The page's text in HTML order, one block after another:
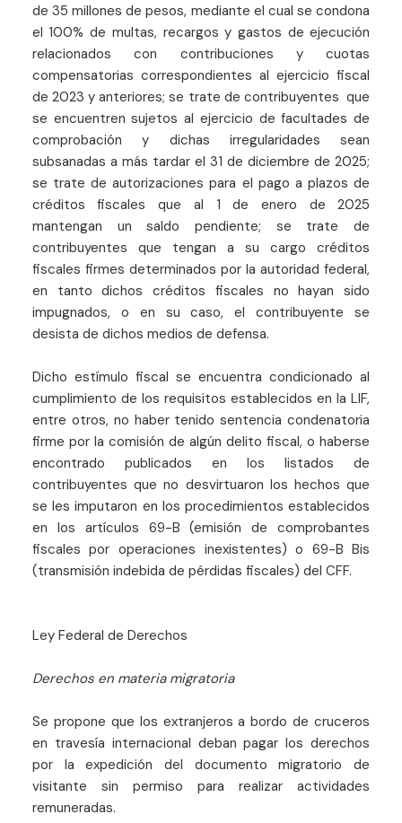
de 35 millones de pesos, mediante el cual se condona
el 100% de multas, recargos y gastos de ejecución
relacionados con contribuciones y cuotas
compensatorias correspondientes al ejercicio fiscal
de 2023 y anteriores; se trate de contribuyentes que
se encuentren sujetos al ejercicio de facultades de
comprobación y dichas irregularidades sean
subsanadas a más tardar el 31 de diciembre de 2025;
se trate de autorizaciones para el pago a plazos de
créditos fiscales que al 1 de enero de 2025
mantengan un saldo pendiente; se trate de
contribuyentes que tengan a su cargo créditos
fiscales firmes determinados por la autoridad federal,
en tanto dichos créditos fiscales no hayan sido
impugnados, o en su caso, el contribuyente se
desista de dichos medios de defensa.
Dicho estímulo fiscal se encuentra condicionado al
cumplimiento de los requisitos establecidos en la LIF,
entre otros, no haber tenido sentencia condenatoria
firme por la comisión de algún delito fiscal, o haberse
encontrado publicados en los listados de
contribuyentes que no desvirtuaron los hechos que
se les imputaron en los procedimientos establecidos
en los artículos 69-B (emisión de comprobantes
fiscales por operaciones inexistentes) o 69-B Bis
(transmisión indebida de pérdidas fiscales) del CFF.
Ley Federal de Derechos
Derechos en materia migratoria
Se propone que los extranjeros a bordo de cruceros
en travesía internacional deban pagar los derechos
por la expedición del documento migratorio de
visitante sin permiso para realizar actividades
remuneradas.